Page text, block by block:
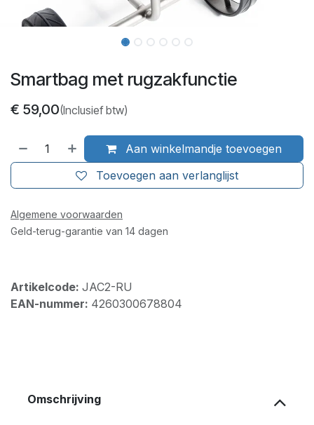
Smartbag met rugzakfunctie
€ 59,00(Inclusief btw)
Aan winkelmandje toevoegen
Toevoegen aan verlanglijst
Algemene voorwaarden
Geld-terug-garantie van 14 dagen
Artikelcode: JAC2-RU
EAN-nummer: 4260300678804
Omschrijving